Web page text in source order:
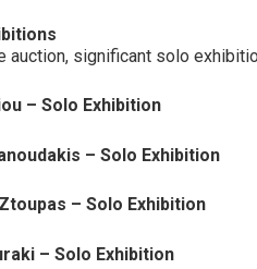
auction, significant solo
– Solo Exhibition
– Solo Exhibition
– Solo Exhibition
– Solo Exhibition